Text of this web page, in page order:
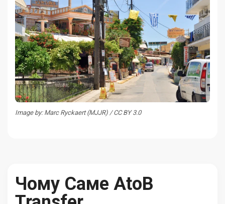
Image by: Marc Ryckaert (MJJR) / CC BY 3.0
Чому Саме AtoB